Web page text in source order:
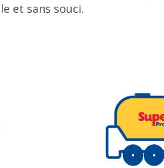
et sans souci.